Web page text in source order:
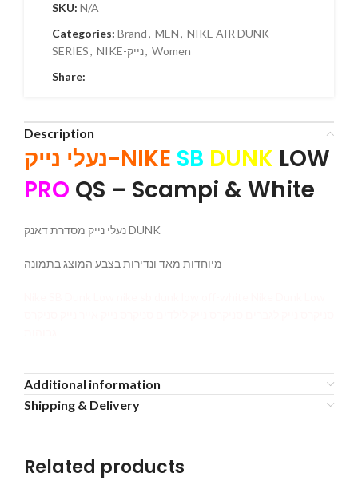
SKU: N/A
Categories: Brand, MEN, NIKE AIR DUNK
SERIES, NIKE-נייק, Women
Share:
Description
נעלי נייק-NIKE SB DUNK LOW
PRO QS – Scampi & White
נעלי נייק מסדרת דאנק DUNK
מיוחדות מאד ונדירות בצבע המוצג בתמונה
Additional information
Shipping & Delivery
Related products